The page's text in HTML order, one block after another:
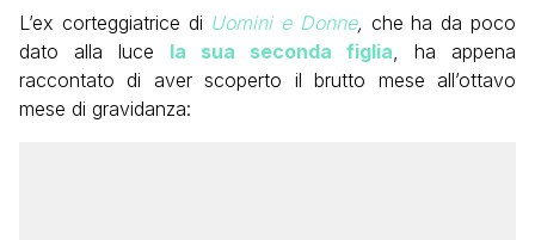
L’ex corteggiatrice di Uomini e Donne, che ha da poco
dato alla luce la sua seconda figlia , ha appena
raccontato di aver scoperto il brutto mese all’ottavo
mese di gravidanza: